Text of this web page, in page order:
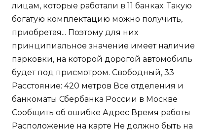
лицам, которые работали в 11 банках. Такую
богатую комплектацию можно получить,
приобретая... Поэтому для них
принципиальное значение имеет наличие
парковки, на которой дорогой автомобиль
будет под присмотром. Свободный, 33
Расстояние: 420 метров Все отделения и
банкоматы Сбербанка России в Москве
Сообщить об ошибке Адрес Время работы
Расположение на карте Не должно быть на